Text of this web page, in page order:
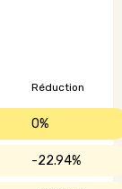
Réduction
0%
22.94%